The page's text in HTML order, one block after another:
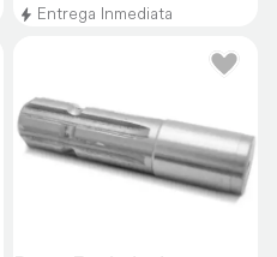
Entrega Inmediata